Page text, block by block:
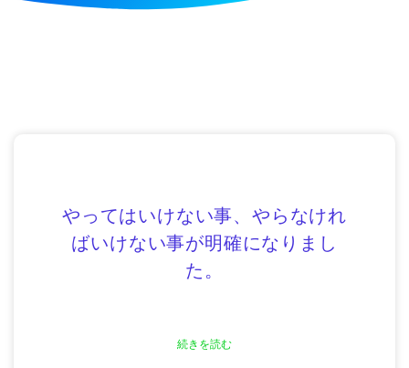
やってはいけない事、やらなけれ
ばいけない事が明確になりまし
た。
続きを読む